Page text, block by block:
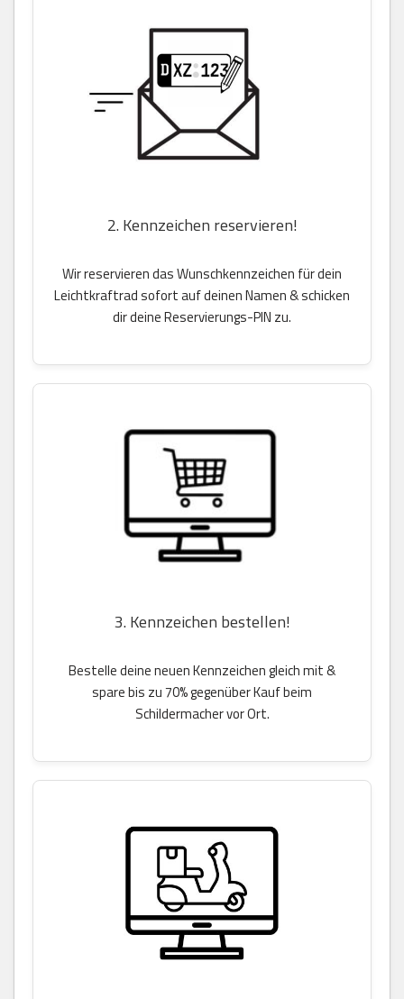
2. Kennzeichen reservieren!
Wir reservieren das Wunschkennzeichen für dein
Leichtkraftrad sofort auf deinen Namen & schicken
dir deine Reservierungs-PIN zu.
3. Kennzeichen bestellen!
Bestelle deine neuen Kennzeichen gleich mit &
spare bis zu 70% gegenüber Kauf beim
Schildermacher vor Ort.